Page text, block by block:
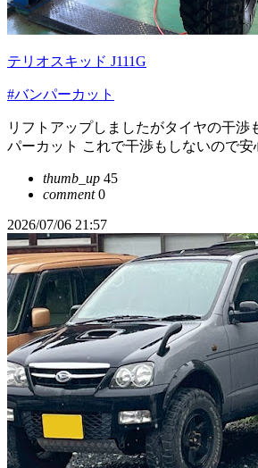
テリオスキッド J111G
#バンパーカット
リフトアップしましたがタイヤの干渉
パーカット これで干渉もしないので安
thumb_up 45
comment0
2026/07/06 21:57